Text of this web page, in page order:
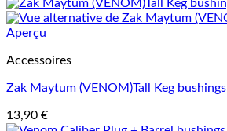
Aperçu
Accessoires
Zak Maytum (VENOM)Tall Keg bushings
13,90 €